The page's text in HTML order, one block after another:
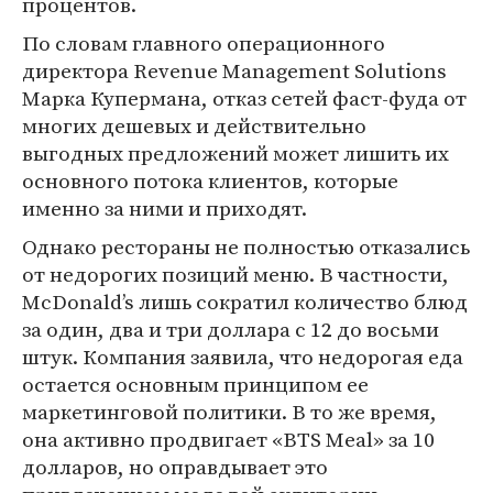
По словам главного операционного
директора Revenue Management Solutions
Марка Купермана, отказ сетей фаст-фуда от
многих дешевых и действительно
выгодных предложений может лишить их
основного потока клиентов, которые
именно за ними и приходят.
Однако рестораны не полностью отказались
от недорогих позиций меню. В частности,
McDonald’s лишь сократил количество блюд
за один, два и три доллара с 12 до восьми
штук. Компания заявила, что недорогая еда
остается основным принципом ее
маркетинговой политики. В то же время,
она активно продвигает «BTS Meal» за 10
долларов, но оправдывает это